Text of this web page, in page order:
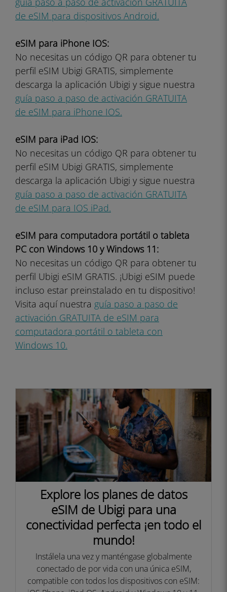
de eSIM para dispositivos Android.
eSIM para iPhone IOS:
No necesitas un código QR para obtener tu
perfil eSIM Ubigi GRATIS, simplemente
descarga la aplicación Ubigi y sigue nuestra
guía paso a paso de activación GRATUITA
de eSIM para iPhone IOS.
eSIM para iPad IOS:
No necesitas un código QR para obtener tu
perfil eSIM Ubigi GRATIS, simplemente
descarga la aplicación Ubigi y sigue nuestra
guía paso a paso de activación GRATUITA
de eSIM para IOS iPad.
eSIM para computadora portátil o tableta
PC con Windows 10 y Windows 11:
No necesitas un código QR para obtener tu
perfil Ubigi eSIM GRATIS. ¡Ubigi eSIM puede
incluso estar preinstalado en tu dispositivo!
Visita aquí nuestra guía paso a paso de
activación GRATUITA de eSIM para
computadora portátil o tableta con
Windows 10.
Explore los planes de datos
eSIM de Ubigi para una
conectividad perfecta ¡en todo el
mundo!
Instálela una vez y manténgase globalmente
conectado de por vida con una única eSIM,
compatible con todos los dispositivos con eSIM: